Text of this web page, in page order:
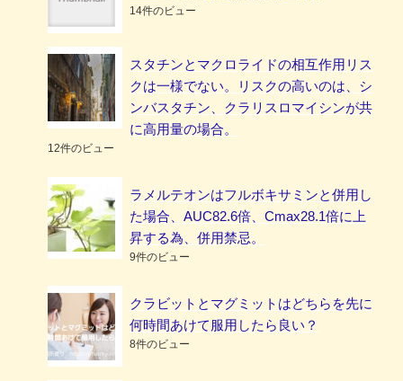
14件のビュー
スタチンとマクロライドの相互作用リス
クは一様でない。リスクの高いのは、シ
ンバスタチン、クラリスロマイシンが共
に高用量の場合。
12件のビュー
ラメルテオンはフルボキサミンと併用し
た場合、AUC82.6倍、Cmax28.1倍に上
昇する為、併用禁忌。
9件のビュー
クラビットとマグミットはどちらを先に
何時間あけて服用したら良い？
8件のビュー